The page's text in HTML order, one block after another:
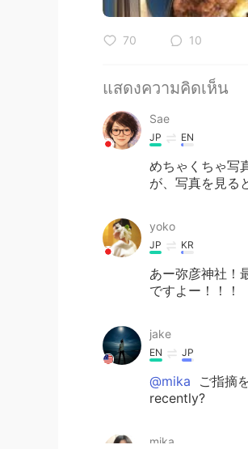
70 10
แสดงความคิดเห็น
Sae
JP EN
めちゃくちゃ写
が、写真を見る
yoko
JP KR
あー弥彦神社！
ですよー！！！
jake
EN JP
@mika
ご指摘
recently?
mika